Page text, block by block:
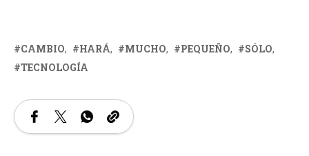
CAMBIO HARÁ MUCHO PEQUEÑO
SÓLO
TECNOLOGÍA